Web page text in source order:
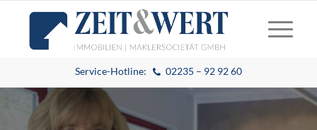
Service-Hotline: 02235 – 92 92 60